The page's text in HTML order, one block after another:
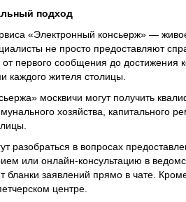
подход
«Электронный консьерж» —
не просто предоставляют
первого сообщения до достижения
жителя столицы.
москвичи могут получить
хозяйства, капитального
разобраться в вопросах
или онлайн-консультацию в
бланки заявлений прямо в чате.
центре.